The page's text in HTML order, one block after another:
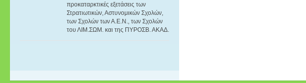
προκαταρκτικές εξετάσεις των
Στρατιωτικών, Αστυνομικών Σχολών,
των Σχολών των Α.E.N., των Σχολών
του ΛΙΜ.ΣΩΜ. και της ΠΥΡΟΣΒ. ΑΚΑΔ.